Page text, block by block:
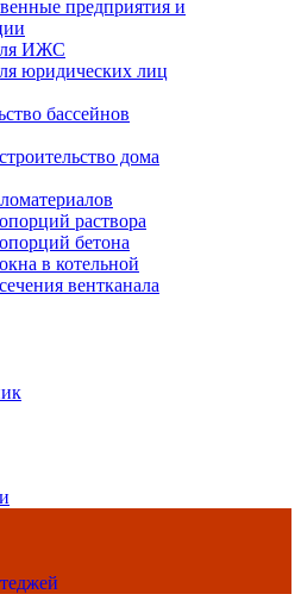
предприятия и
ИЖС
юридических лиц
бассейнов
дома
раствора
бетона
в котельной
вентканала